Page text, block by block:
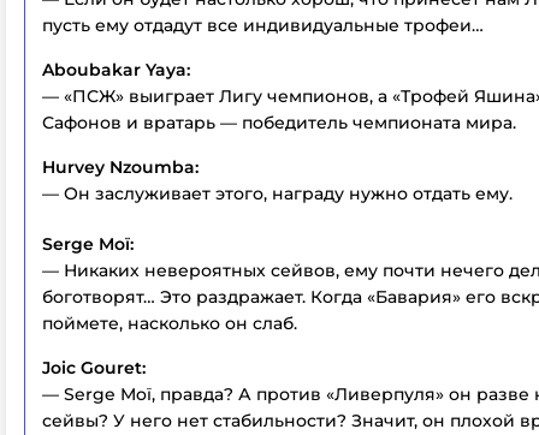
пусть ему отдадут все индивидуальные трофеи…
Aboubakar Yaya:
— «ПСЖ» выиграет Лигу чемпионов, а «Трофей
Сафонов и вратарь — победитель чемпионата мира.
Hurvey Nzoumba:
— Он заслуживает этого, награду нужно отдать ему.
Serge Moï:
— Никаких невероятных сейвов, ему почти нечего
боготворят… Это раздражает. Когда «Бавария» его
поймете, насколько он слаб.
Joic Gouret:
— Serge Moï, правда? А против «Ливерпуля» он разве
сейвы? У него нет стабильности? Значит, он плохой